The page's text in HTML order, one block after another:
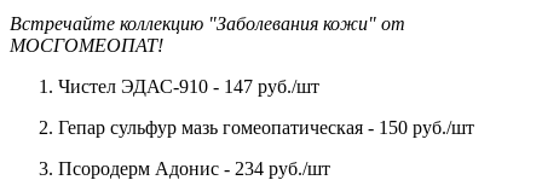
Встречайте коллекцию "Заболевания кожи" от
МОСГОМЕОПАТ!
Чистел ЭДАС-910 - 147 руб./шт
Гепар сульфур мазь гомеопатическая - 150 руб./шт
Псородерм Адонис - 234 руб./шт